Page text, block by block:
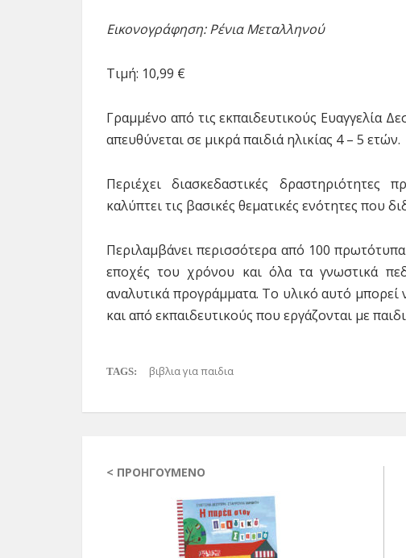
Εικονογράφηση: Ρένια Μεταλληνού
Τιμή: 10,99 €
Γραμμένο από τις εκπαιδευτικούς Ευαγγελία
απευθύνεται σε μικρά παιδιά ηλικίας 4 – 5 ετών.
Περιέχει διασκεδαστικές δραστηριότητες
καλύπτει τις βασικές θεματικές ενότητες που
Περιλαμβάνει περισσότερα από 100
εποχές του χρόνου και όλα τα γνωστικά
αναλυτικά προγράμματα. Το υλικό αυτό μπορεί
και από εκπαιδευτικούς που εργάζονται με
TAGS: βιβλια για παιδια
< ΠΡΟΗΓΟΎΜΕΝΟ